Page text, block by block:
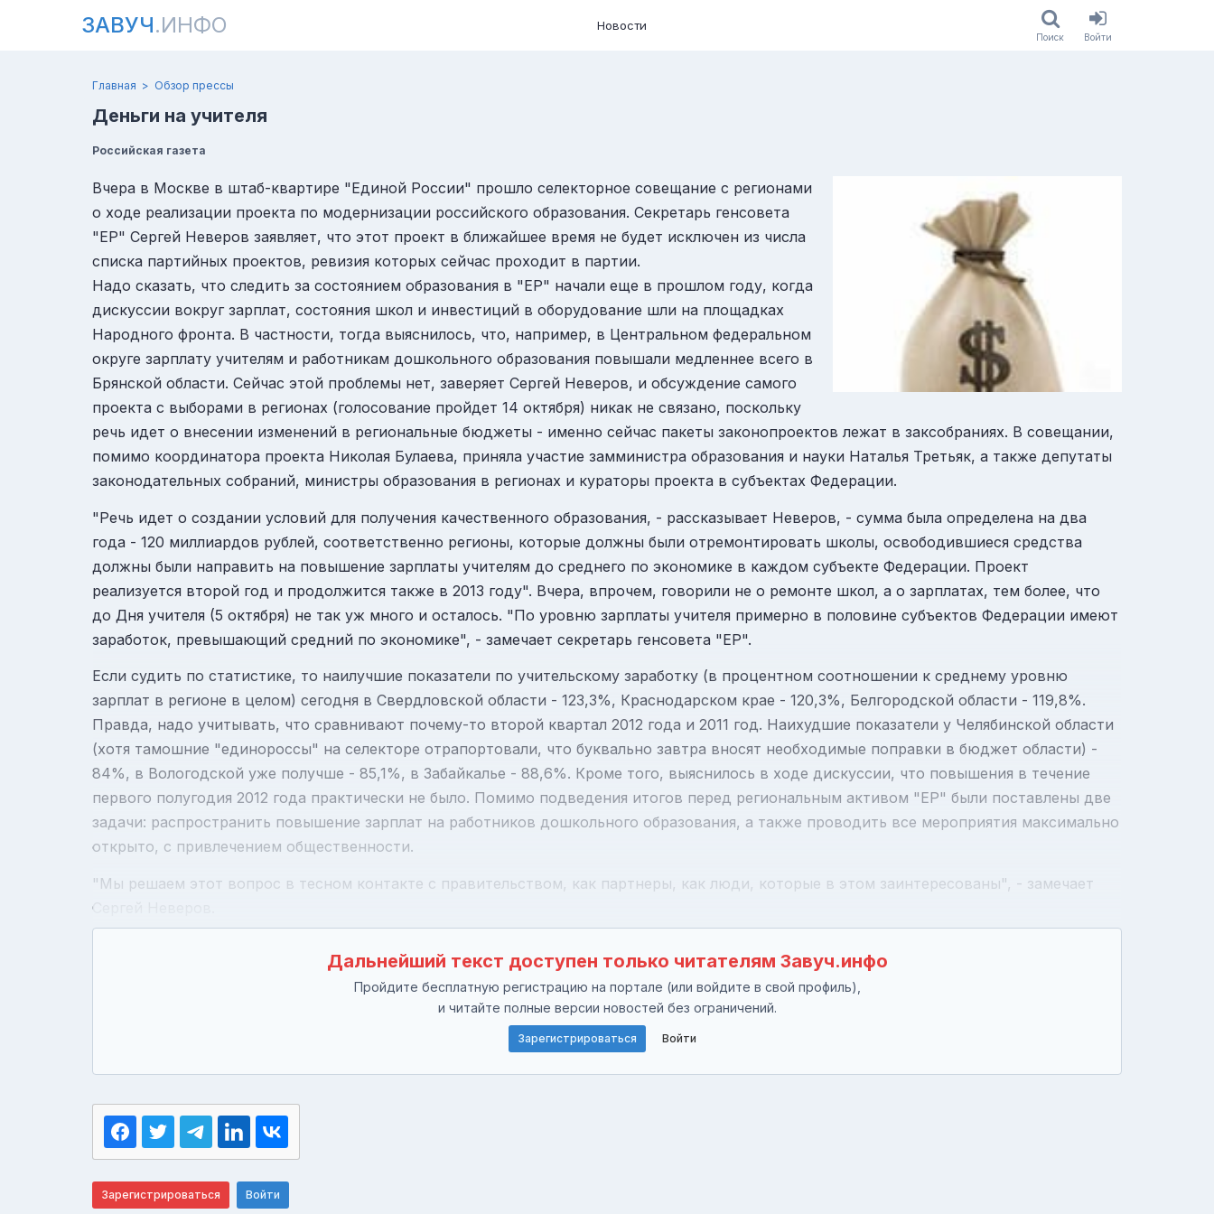
ЗАВУЧ.ИНФО Новости
Поиск Войти
Главная Обзор прессы
Деньги на учителя
Российская газета
Вчера в Москве в штаб-квартире "Единой России" прошло селекторное совещание с регионами
о ходе реализации проекта по модернизации российского образования. Секретарь генсовета
"ЕР" Сергей Неверов заявляет, что этот проект в ближайшее время не будет исключен из числа
списка партийных проектов, ревизия которых сейчас проходит в партии.
Надо сказать, что следить за состоянием образования в "ЕР" начали еще в прошлом году, когда
дискуссии вокруг зарплат, состояния школ и инвестиций в оборудование шли на площадках
Народного фронта. В частности, тогда выяснилось, что, например, в Центральном федеральном
округе зарплату учителям и работникам дошкольного образования повышали медленнее всего в
Брянской области. Сейчас этой проблемы нет, заверяет Сергей Неверов, и обсуждение самого
проекта с выборами в регионах (голосование пройдет 14 октября) никак не связано, поскольку
речь идет о внесении изменений в региональные бюджеты - именно сейчас пакеты законопроектов лежат в заксобраниях. В совещании,
помимо координатора проекта Николая Булаева, приняла участие замминистра образования и науки Наталья Третьяк, а также депутаты
законодательных собраний, министры образования в регионах и кураторы проекта в субъектах Федерации.
"Речь идет о создании условий для получения качественного образования, - рассказывает Неверов, - сумма была определена на два
года - 120 миллиардов рублей, соответственно регионы, которые должны были отремонтировать школы, освободившиеся средства
должны были направить на повышение зарплаты учителям до среднего по экономике в каждом субъекте Федерации. Проект
реализуется второй год и продолжится также в 2013 году". Вчера, впрочем, говорили не о ремонте школ, а о зарплатах, тем более, что
до Дня учителя (5 октября) не так уж много и осталось. "По уровню зарплаты учителя примерно в половине субъектов Федерации имеют
заработок, превышающий средний по экономике", - замечает секретарь генсовета "ЕР".
Если судить по статистике, то наилучшие показатели по учительскому заработку (в процентном соотношении к среднему уровню
зарплат в регионе в целом) сегодня в Свердловской области - 123,3%, Краснодарском крае - 120,3%, Белгородской области - 119,8%.
Правда, надо учитывать, что сравнивают почему-то второй квартал 2012 года и 2011 год. Наихудшие показатели у Челябинской области
(хотя тамошние "единороссы" на селекторе отрапортовали, что буквально завтра вносят необходимые поправки в бюджет области) -
84%, в Вологодской уже получше - 85,1%, в Забайкалье - 88,6%. Кроме того, выяснилось в ходе дискуссии, что повышения в течение
первого полугодия 2012 года практически не было. Помимо подведения итогов перед региональным активом "ЕР" были поставлены две
задачи: распространить повышение зарплат на работников дошкольного образования, а также проводить все мероприятия максимально
открыто, с привлечением общественности.
"Мы решаем этот вопрос в тесном контакте с правительством, как партнеры, как люди, которые в этом заинтересованы", - замечает
Сергей Неверов.
Дальнейший текст доступен только читателям Завуч.инфо
Пройдите бесплатную регистрацию на портале (или войдите в свой профиль),
и читайте полные версии новостей без ограничений.
Зарегистрироваться Войти
Зарегистрироваться Войти